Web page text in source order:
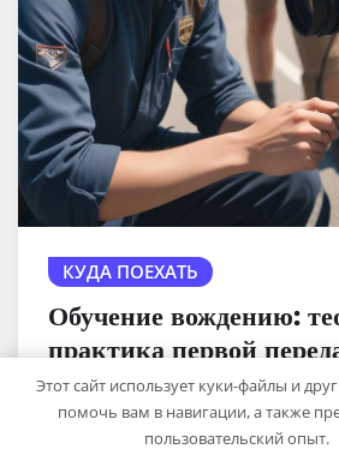
КУДА ПОЕХАТЬ
Обучение вождению:
практика первой
подготовка к экзаменам
sib_ecometal Окт 28,
Этот сайт использует куки-файлы и
помочь вам в навигации, а также
пользовательский опыт.